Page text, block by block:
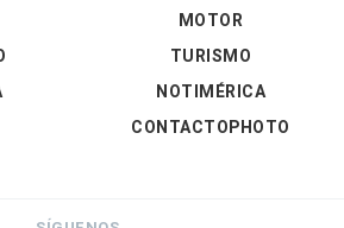
MOTOR
TURISMO
NOTIMÉRICA
CONTACTOPHOTO